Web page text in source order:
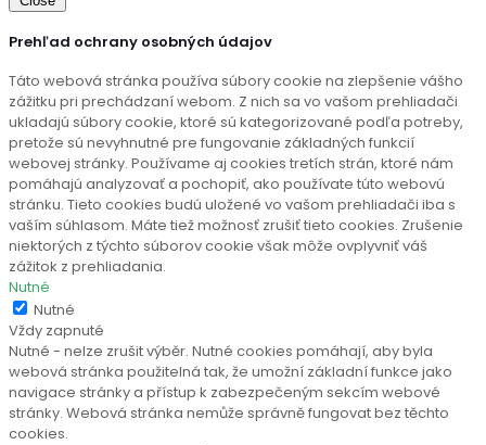
Prehľad ochrany osobných údajov
Táto webová stránka používa súbory cookie na zlepšenie vášho
zážitku pri prechádzaní webom. Z nich sa vo vašom prehliadači
ukladajú súbory cookie, ktoré sú kategorizované podľa potreby,
pretože sú nevyhnutné pre fungovanie základných funkcií
webovej stránky. Používame aj cookies tretích strán, ktoré nám
pomáhajú analyzovať a pochopiť, ako používate túto webovú
stránku. Tieto cookies budú uložené vo vašom prehliadači iba s
vaším súhlasom. Máte tiež možnosť zrušiť tieto cookies. Zrušenie
niektorých z týchto súborov cookie však môže ovplyvniť váš
zážitok z prehliadania.
Nutné
Nutné
Vždy zapnuté
Nutné - nelze zrušit výběr. Nutné cookies pomáhají, aby byla
webová stránka použitelná tak, že umožní základní funkce jako
navigace stránky a přístup k zabezpečeným sekcím webové
stránky. Webová stránka nemůže správně fungovat bez těchto
cookies.